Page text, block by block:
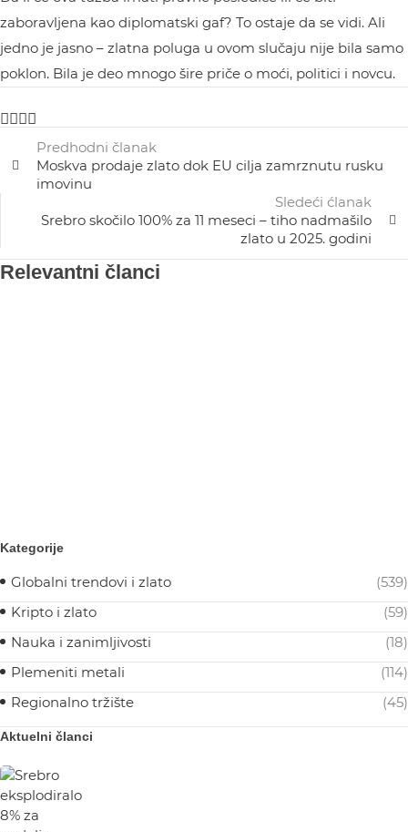
zaboravljena kao diplomatski gaf? To ostaje da se vidi. Ali
jedno je jasno – zlatna poluga u ovom slučaju nije bila samo
poklon. Bila je deo mnogo šire priče o moći, politici i novcu.
Predhodni članak
Moskva prodaje zlato dok EU cilja zamrznutu rusku
imovinu
Sledeći ćlanak
Srebro skočilo 100% za 11 meseci – tiho nadmašilo
zlato u 2025. godini
Relevantni članci
Kategorije
Globalni trendovi i zlato
(539)
Kripto i zlato
(59)
Nauka i zanimljivosti
(18)
Plemeniti metali
(114)
Regionalno tržište
(45)
Aktuelni članci